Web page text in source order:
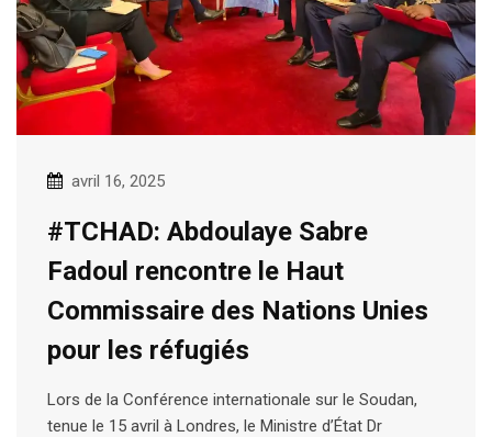
avril 16, 2025
#TCHAD: Abdoulaye Sabre
Fadoul rencontre le Haut
Commissaire des Nations Unies
pour les réfugiés
Lors de la Conférence internationale sur le Soudan,
tenue le 15 avril à Londres, le Ministre d’État Dr